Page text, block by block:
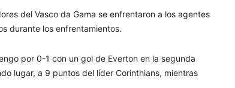
del Vasco da Gama se enfrentaron a los agentes
durante los enfrentamientos.
por 0-1 con un gol de Everton en la segunda
lugar, a 9 puntos del líder Corinthians, mientras